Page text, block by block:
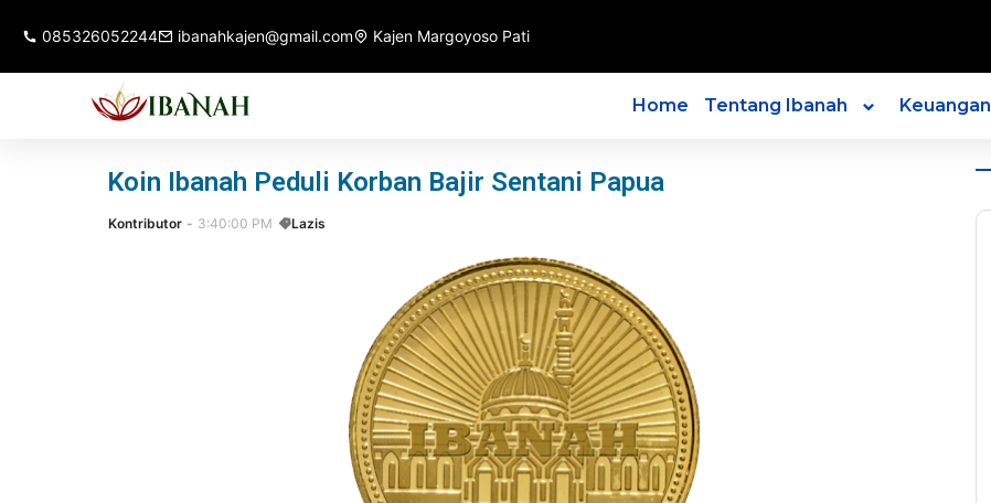
085326052244 ibanahkajen@gmail.com Kajen Margoyoso Pati
Home Tentang Ibanah Keuangan
Koin Ibanah Peduli Korban Bajir Sentani Papua
Kontributor 3:40:00 PM Lazis